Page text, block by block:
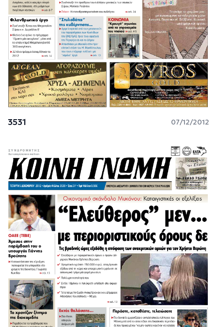
3531 07/12/2012